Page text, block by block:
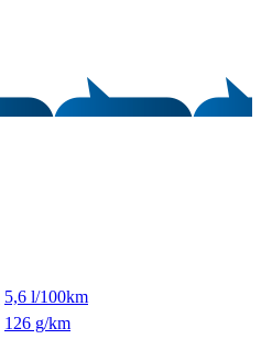
5,6 l/100km
126 g/km